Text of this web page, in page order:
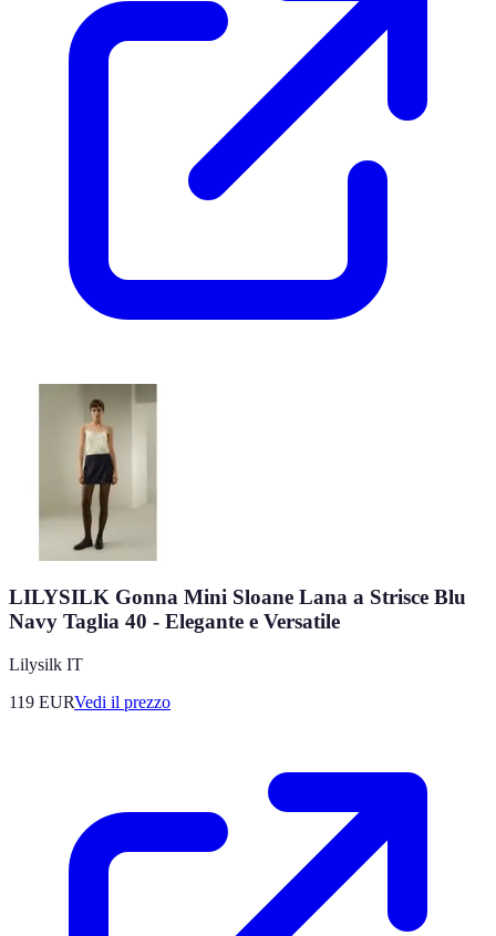
LILYSILK Gonna Mini Sloane Lana a Strisce Blu
Navy Taglia 40 - Elegante e Versatile
Lilysilk IT
119 EURVedi il prezzo